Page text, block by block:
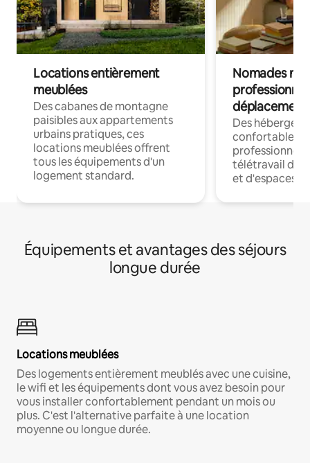
Locations entièrement
meublées
Des cabanes de montagne
paisibles aux appartements
urbains pratiques, ces
locations meublées offrent
tous les équipements d'un
logement standard.
Nomades
déplacement
Des
confortables
professionnels
télétravail
et d'espaces
Équipements et avantages des séjours
longue durée
Locations meublées
Des logements entièrement meublés avec une cuisine,
le wifi et les équipements dont vous avez besoin pour
vous installer confortablement pendant un mois ou
plus. C'est l'alternative parfaite à une location
moyenne ou longue durée.